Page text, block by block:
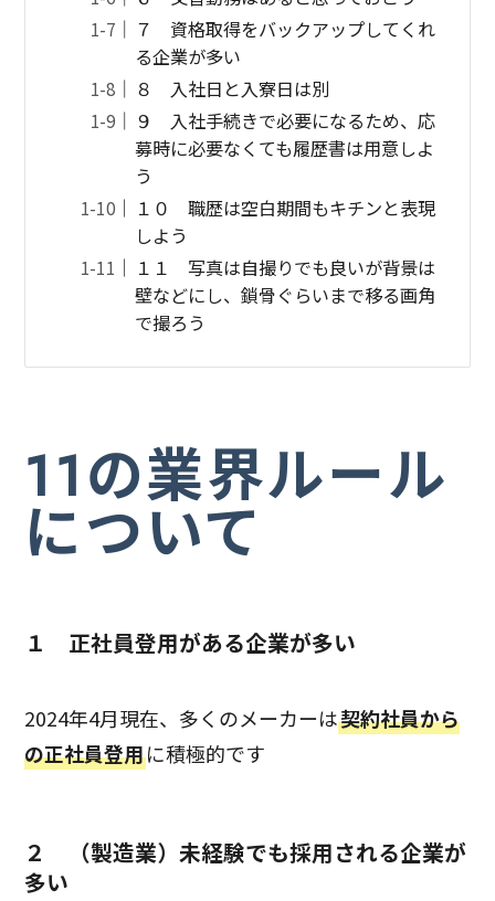
７ 資格取得をバックアップしてくれ
る企業が多い
８ 入社日と入寮日は別
９ 入社手続きで必要になるため、応
募時に必要なくても履歴書は用意しよ
う
１０ 職歴は空白期間もキチンと表現
しよう
１１ 写真は自撮りでも良いが背景は
壁などにし、鎖骨ぐらいまで移る画角
で撮ろう
11の業界ルール
について
１ 正社員登用がある企業が多い
2024年4月現在、多くのメーカーは契約社員から
の正社員登用に積極的です
２ （製造業）未経験でも採用される企業が
多い